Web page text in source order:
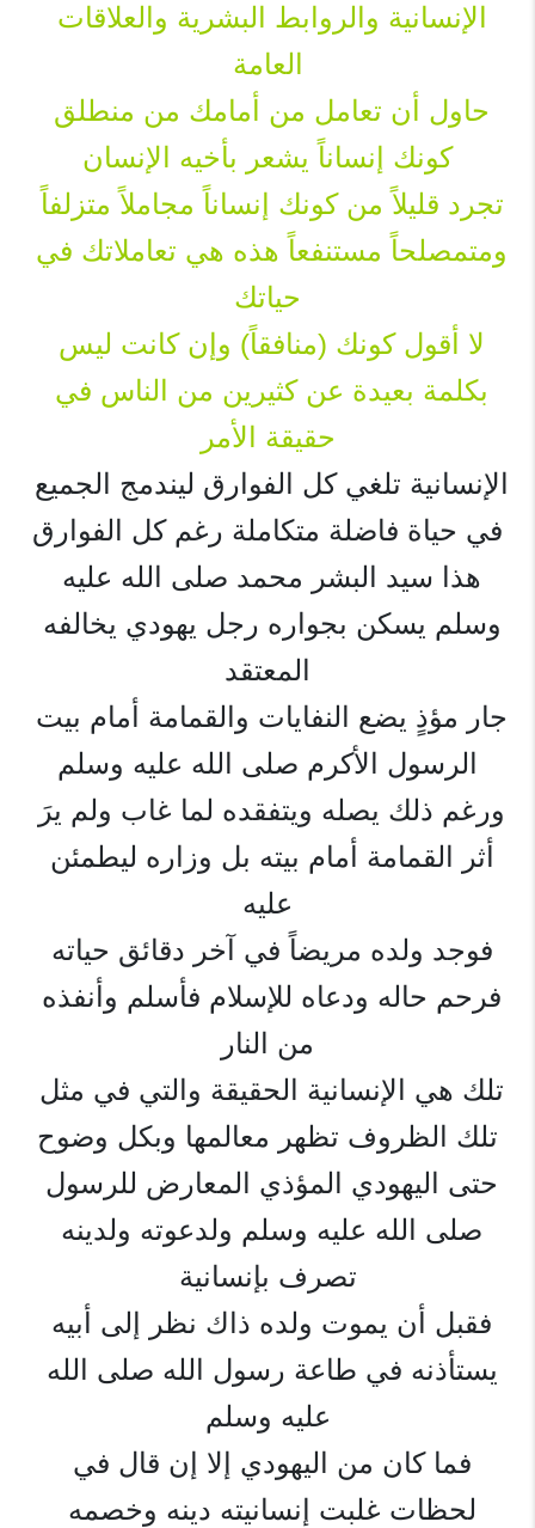
الإنسانية والروابط البشرية والعلاقات
العامة
حاول أن تعامل من أمامك من منطلق
كونك إنساناً يشعر بأخيه الإنسان
تجرد قليلاً من كونك إنساناً مجاملاً متزلفاً
ومتمصلحاً مستنفعاً هذه هي تعاملاتك في
حياتك
لا أقول كونك (منافقاً) وإن كانت ليس
بكلمة بعيدة عن كثيرين من الناس في
حقيقة الأمر
الإنسانية تلغي كل الفوارق ليندمج الجميع
في حياة فاضلة متكاملة رغم كل الفوارق
هذا سيد البشر محمد صلى الله عليه
وسلم يسكن بجواره رجل يهودي يخالفه
المعتقد
جار مؤذٍ يضع النفايات والقمامة أمام بيت
الرسول الأكرم صلى الله عليه وسلم
ورغم ذلك يصله ويتفقده لما غاب ولم يرَ
أثر القمامة أمام بيته بل وزاره ليطمئن
عليه
فوجد ولده مريضاً في آخر دقائق حياته
فرحم حاله ودعاه للإسلام فأسلم وأنفذه
من النار
تلك هي الإنسانية الحقيقة والتي في مثل
تلك الظروف تظهر معالمها وبكل وضوح
حتى اليهودي المؤذي المعارض للرسول
صلى الله عليه وسلم ولدعوته ولدينه
تصرف بإنسانية
فقبل أن يموت ولده ذاك نظر إلى أبيه
يستأذنه في طاعة رسول الله صلى الله
عليه وسلم
فما كان من اليهودي إلا إن قال في
لحظات غلبت إنسانيته دينه وخصمه